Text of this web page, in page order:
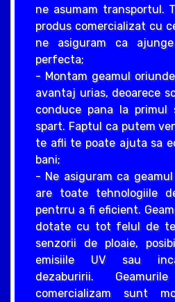
ne asumam transportul.
produs comercializat cu
ne asiguram ca
perfecta;
- Montam geamul
avantaj urias, deoarece
conduce pana la primul
spart. Faptul ca putem
te afli te poate ajuta sa
bani;
- Ne asiguram ca
are toate tehnologiile
pentrru a fi eficient.
dotate cu tot felul de
senzorii de ploaie,
emisiile UV sau
dezaburirii.
comercializam sunt